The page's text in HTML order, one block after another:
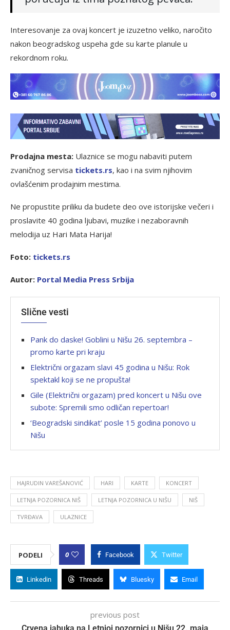
Interesovanje za ovaj koncert je izuzetno veliko, naročito
nakon beogradskog uspeha gde su karte planule u
rekordnom roku.
Prodajna mesta: Ulaznice se mogu nabaviti putem
zvaničnog servisa tickets.rs, kao i na svim njihovim
ovlašćenim prodajnim mestima.
Ne propustite priliku da budete deo ove istorijske večeri i
proslavite 40 godina ljubavi, muzike i nezaboravnih
melodija uz Hari Mata Harija!
Foto: tickets.rs
Autor: Portal Media Press Srbija
Slične vesti
Pank do daske! Goblini u Nišu 26. septembra –
promo karte pri kraju
Električni orgazam slavi 45 godina u Nišu: Rok
spektakl koji se ne propušta!
Gile (Električni orgazam) pred koncert u Nišu ove
subote: Spremili smo odličan repertoar!
‘Beogradski sindikat’ posle 15 godina ponovo u
Nišu
HAJRUDIN VAREŠANOVIĆ HARI KARTE KONCERT
LETNJA POZORNICA NIŠ LETNJA POZORNICA U NIŠU NIŠ
TVRĐAVA ULAZNICE
PODELI 0 Facebook Twitter
Linkedin Threads Bluesky Email
previous post